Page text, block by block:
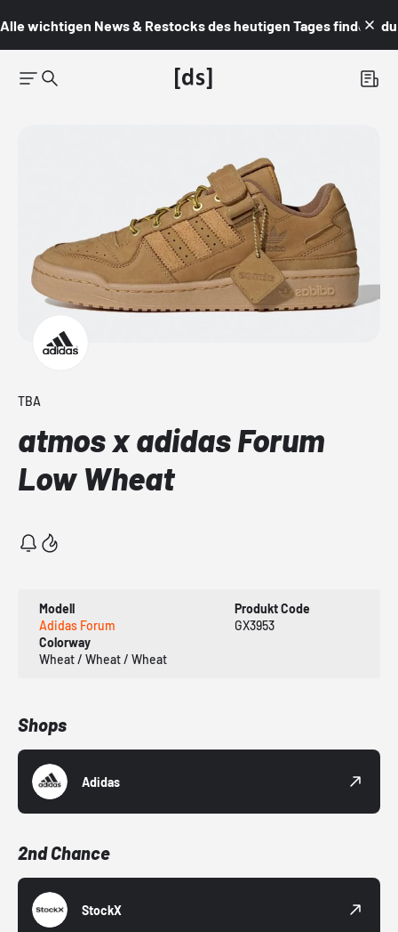
Alle wichtigen News & Restocks des heutigen Tages findest du
TBA
atmos x adidas Forum
Low Wheat
Modell
Adidas Forum
Produkt Code
GX3953
Colorway
Wheat / Wheat / Wheat
Shops
Adidas
2nd Chance
StockX